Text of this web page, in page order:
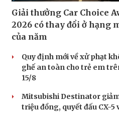
Giải thưởng Car Choice
2026 có thay đổi ở hạng
của năm
Quy định mới về xử phạt
ghế an toàn cho trẻ em
15/8
Mitsubishi Destinator
triệu đồng, quyết đấu CX-5